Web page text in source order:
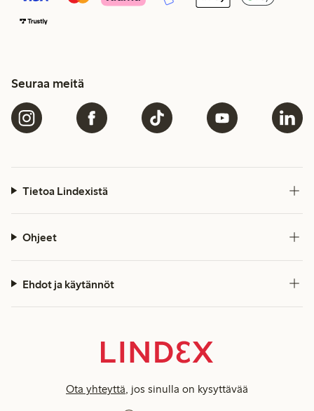
Seuraa meitä
Tietoa Lindexistä
Ohjeet
Ehdot ja käytännöt
Ota yhteyttä, jos sinulla on kysyttävää